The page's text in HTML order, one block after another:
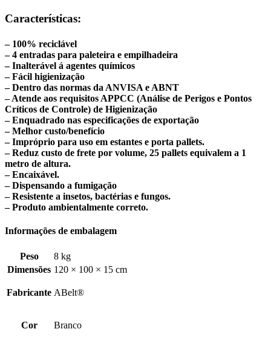
Características:
– 100% reciclável
– 4 entradas para paleteira e empilhadeira
– Inalterável á agentes químicos
– Fácil higienização
– Dentro das normas da ANVISA e ABNT
– Atende aos requisitos APPCC (Análise de Perigos e Pontos
Críticos de Controle) de Higienização
– Enquadrado nas especificações de exportação
– Melhor custo/benefício
– Impróprio para uso em estantes e porta pallets.
– Reduz custo de frete por volume, 25 pallets equivalem a 1
metro de altura.
– Encaixável.
– Dispensando a fumigação
– Resistente a insetos, bactérias e fungos.
– Produto ambientalmente correto.
Informações de embalagem
Peso
8 kg
Dimensões 120 × 100 × 15 cm
Fabricante ABelt®
Cor Branco